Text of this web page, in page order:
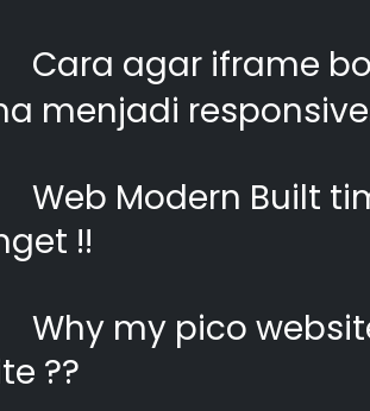
Cara agar iframe
menjadi
Web Modern Built
!!
Why my pico
??